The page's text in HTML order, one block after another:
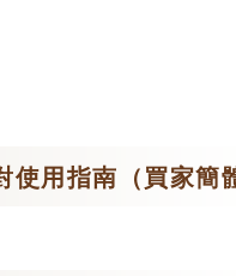
使用指南（買家簡